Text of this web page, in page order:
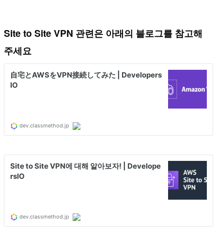
Site to Site VPN 관련은 아래의 블로그를 참고해
주세요